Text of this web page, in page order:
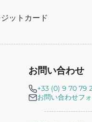
ットカード
お問い合わせ
+33 (0) 9 70 79
お問い合わせフ